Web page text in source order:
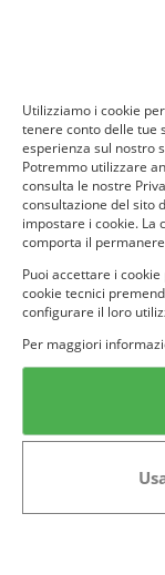
Utilizziamo i cookie
tenere conto delle tue
esperienza sul nostro
Potremmo utilizzare
consulta le nostre
consultazione del sito
impostare i cookie. La
comporta il
Puoi accettare i
cookie tecnici
configurare il loro
Per maggiori